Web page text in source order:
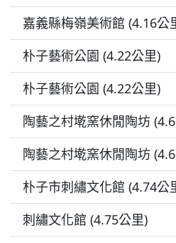
嘉義縣梅嶺美術館 (4.16公
朴子藝術公園 (4.22公里)
朴子藝術公園 (4.22公里)
陶藝之村墘窯休閒陶坊
陶藝之村墘窯休閒陶坊
朴子市刺繡文化館 (4.74公
刺繡文化館 (4.75公里)